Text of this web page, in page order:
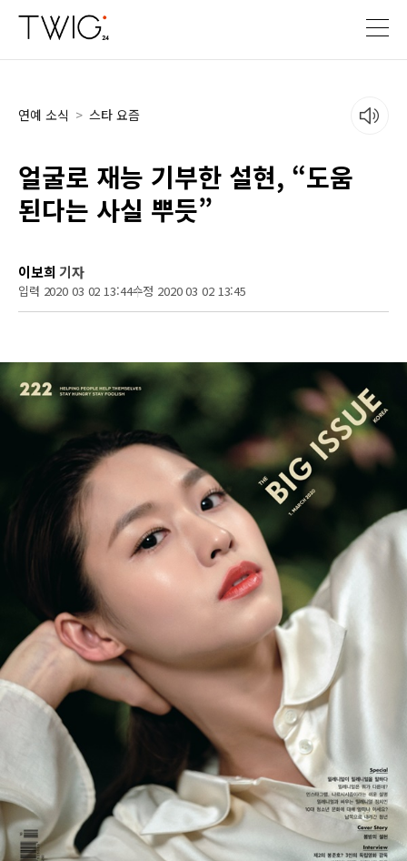
연예 소식 > 스타 요즘
얼굴로 재능 기부한 설현, “도움
된다는 사실 뿌듯”
이보희 기자
입력 2020 03 02 13:44수정 2020 03 02 13:45